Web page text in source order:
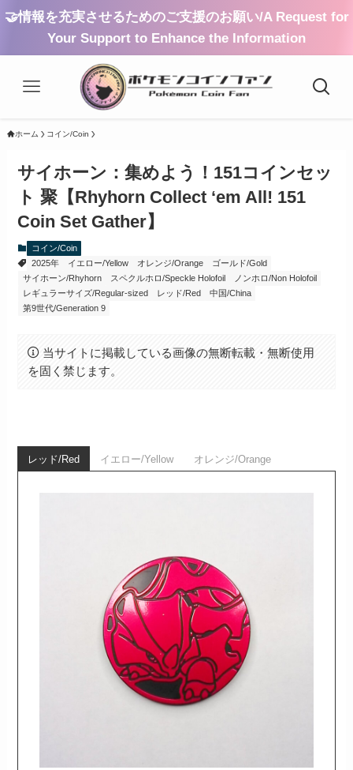
🤝情報を充実させるためのご支援のお願い/A Request for
Your Support to Enhance the Information
ホーム コイン/Coin
サイホーン：集めよう！151コインセッ
ト 聚【Rhyhorn Collect ‘em All! 151
Coin Set Gather】
コイン/Coin
2025年
イエロー/Yellow オレンジ/Orange
ゴールド/Gold
サイホーン/Rhyhorn
スペクルホロ/Speckle Holofoil
ノンホロ/Non Holofoil
レギュラーサイズ/Regular-sized
レッド/Red
中国/China
第9世代/Generation 9
当サイトに掲載している画像の無断転載・無断使用
を固く禁じます。
レッド/Red イエロー/Yellow オレンジ/Orange